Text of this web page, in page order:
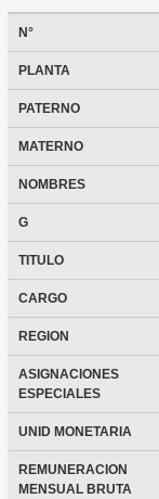
N°
PLANTA
PATERNO
MATERNO
NOMBRES
G
TITULO
CARGO
REGION
ASIGNACIONES
ESPECIALES
UNID MONETARIA
REMUNERACION
MENSUAL BRUTA